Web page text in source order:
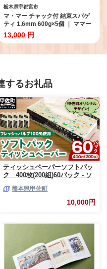
栃木県宇都宮市
マ・マー チャック付 結束スパゲ
ティ 1.6mm 600g×5個 ｜ ママー
日清製粉ウェルナ パスタ チャッ
ク 結束 結束タイプ パスタ麺 スパ
ディナー 時短 お手軽 国産 乾麺 麺
13,000 円
するお礼品
ティッシュペーパーソフトパッ
ク 400枚(200組)60パック - ソ
ー 生活用品 雑貨 日用品 必需品
紙 常備品 まとめ買い 備蓄 防災
ストック 熊本県 甲佐町【ZC】
熊本県甲佐町
10,000円